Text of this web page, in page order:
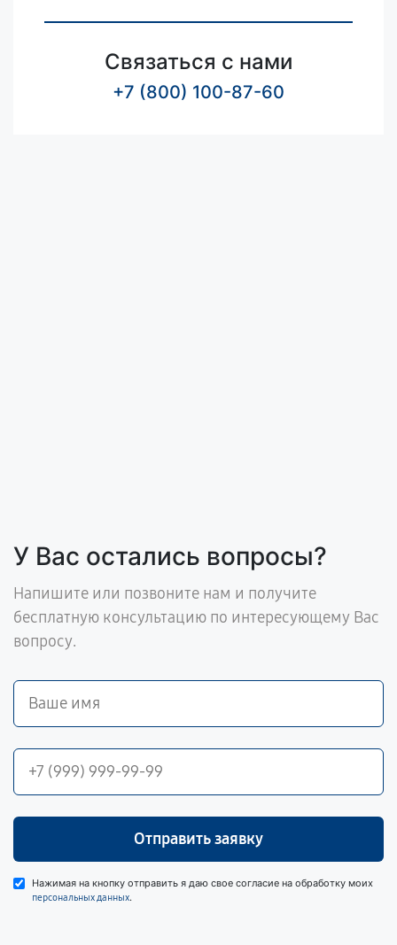
Связаться с нами
+7 (800) 100-87-60
У Вас остались вопросы?
Напишите или позвоните нам и получите
бесплатную консультацию по интересующему Вас
вопросу.
Отправить заявку
Нажимая на кнопку отправить я даю свое согласие на обработку моих
персональных данных.